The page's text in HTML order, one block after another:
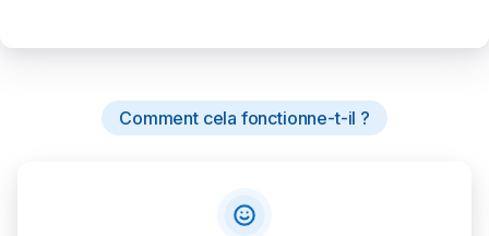
Comment cela fonctionne-t-il ?